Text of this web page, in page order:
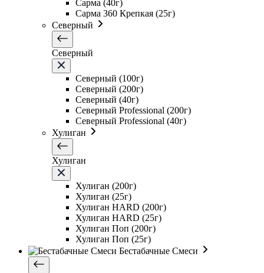
Сарма (40г)
Сарма 360 Крепкая (25г)
Северный
Северный
Северный (100г)
Северный (200г)
Северный (40г)
Северный Professional (200г)
Северный Professional (40г)
Хулиган
Хулиган
Хулиган (200г)
Хулиган (25г)
Хулиган HARD (200г)
Хулиган HARD (25г)
Хулиган Поп (200г)
Хулиган Поп (25г)
Бестабачные Смеси